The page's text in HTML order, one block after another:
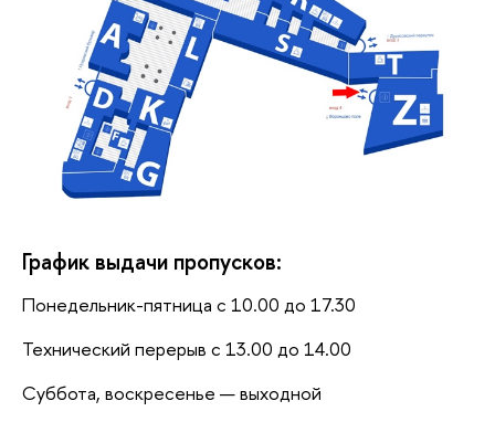
График выдачи пропусков:
Понедельник-пятница с 10.00 до 17.30
Технический перерыв с 13.00 до 14.00
Суббота, воскресенье — выходной